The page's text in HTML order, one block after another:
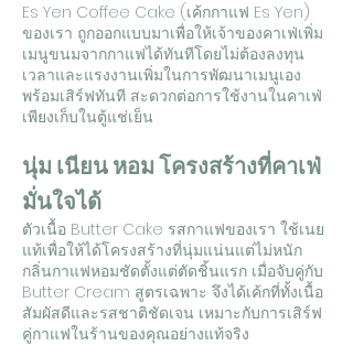
Es Yen Coffee Cake (เค้กกาแฟ Es Yen)
ของเรา ถูกออกแบบมาเพื่อให้เจ้าของคาเฟ่เพิ่ม
เมนูขนมจากกาแฟได้ทันทีโดยไม่ต้องลงทุน
เวลาและแรงงานเพิ่มในการพัฒนาเมนูเอง
พร้อมเสิร์ฟทันที สะดวกต่อการใช้งานในคาเฟ่
เพียงเก็บในตู้แช่เย็น
นุ่ม เนียน หอม โครงสร้างที่คาเฟ่
มั่นใจได้
ตัวเนื้อ Butter Cake รสกาแฟของเรา ใช้เนย
แท้เพื่อให้ได้โครงสร้างที่นุ่มแน่นแต่ไม่หนัก
กลิ่นกาแฟหอมชัดตั้งแต่ตัดชิ้นแรก เมื่อจับคู่กับ
Butter Cream สูตรเฉพาะ จึงได้เค้กที่ทั้งเนื้อ
สัมผัสดีและรสชาติชัดเจน เหมาะกับการเสิร์ฟ
คู่กาแฟในร้านของคุณอย่างแท้จริง